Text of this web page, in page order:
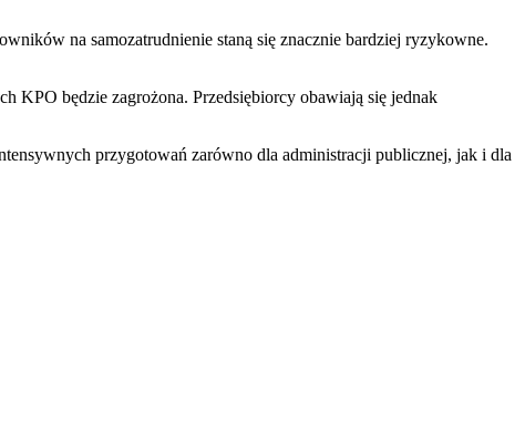
na samozatrudnienie staną się znacznie bardziej ryzykowne.
KPO będzie zagrożona. Przedsiębiorcy obawiają się jednak
przygotowań zarówno dla administracji publicznej, jak i dla